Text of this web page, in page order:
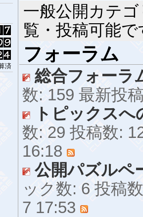
済
一般公開カテ
覧・投稿可能で
フォーラム
総合フォーラ
数: 159 最新投
トピックス
数: 29 投稿数:
16:18
公開パズルペ
ック数: 6 投稿
7 17:53